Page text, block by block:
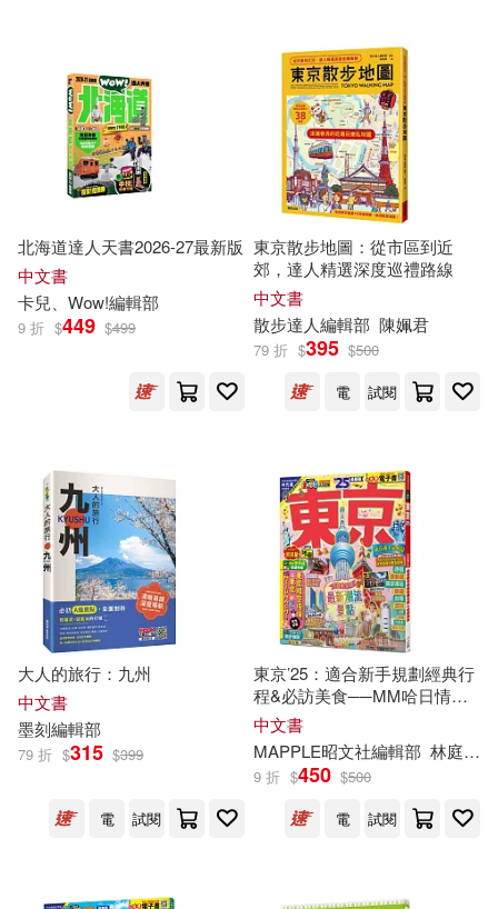
愛旅遊編輯部(20)
英國CEREAL編輯部(20)
黎詠嫻(20)
鼎文書局編輯部(20)
《兒童益智游戲》編輯部(19)
大輿出版社編輯部(19)
朱月華‧墨刻編輯部(19)
清河新藏(19)
生活新實用編輯部(19)
周慧芝(18)
東方出版社(19) 核心文化(19)
海豚出版社(19)
潮客風出版社(19)
紅旗出版社(19)
聖經資源中心(19)
語言鳥文化(19)
九州出版社(18)
北方文藝出版社(18)
小熊出版(18)
拓植社出版有限公司(18)
華逵文教(18) 華雲數位(18)
遼寧科學技術出版社(18)
北海道達人天書2026-27最新版
中文書
卡兒、Wow!編輯部
9 折 $449 $499
東京散步地圖：從市區到近
郊，達人精選深度巡禮路線
中文書
散步達人編輯部 陳姵君
79 折 $395 $500
電
試閱
大人的旅行：九州
中文書
墨刻編輯部
79 折 $315 $399
電 試閱
東京’25：適合新手規劃經典行
程&必訪美食──MM哈日情報
誌38【送免費電子書】
中文書
MAPPLE昭文社編輯部 林庭安
9 折 $450 $500
電
試閱